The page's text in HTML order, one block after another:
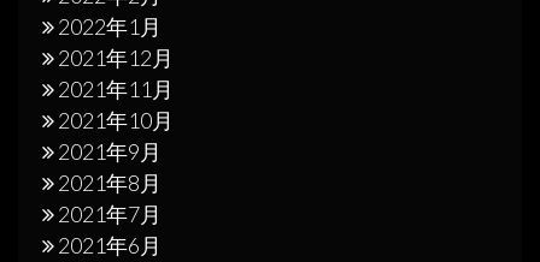
2022年1月
2021年12月
2021年11月
2021年10月
2021年9月
2021年8月
2021年7月
2021年6月